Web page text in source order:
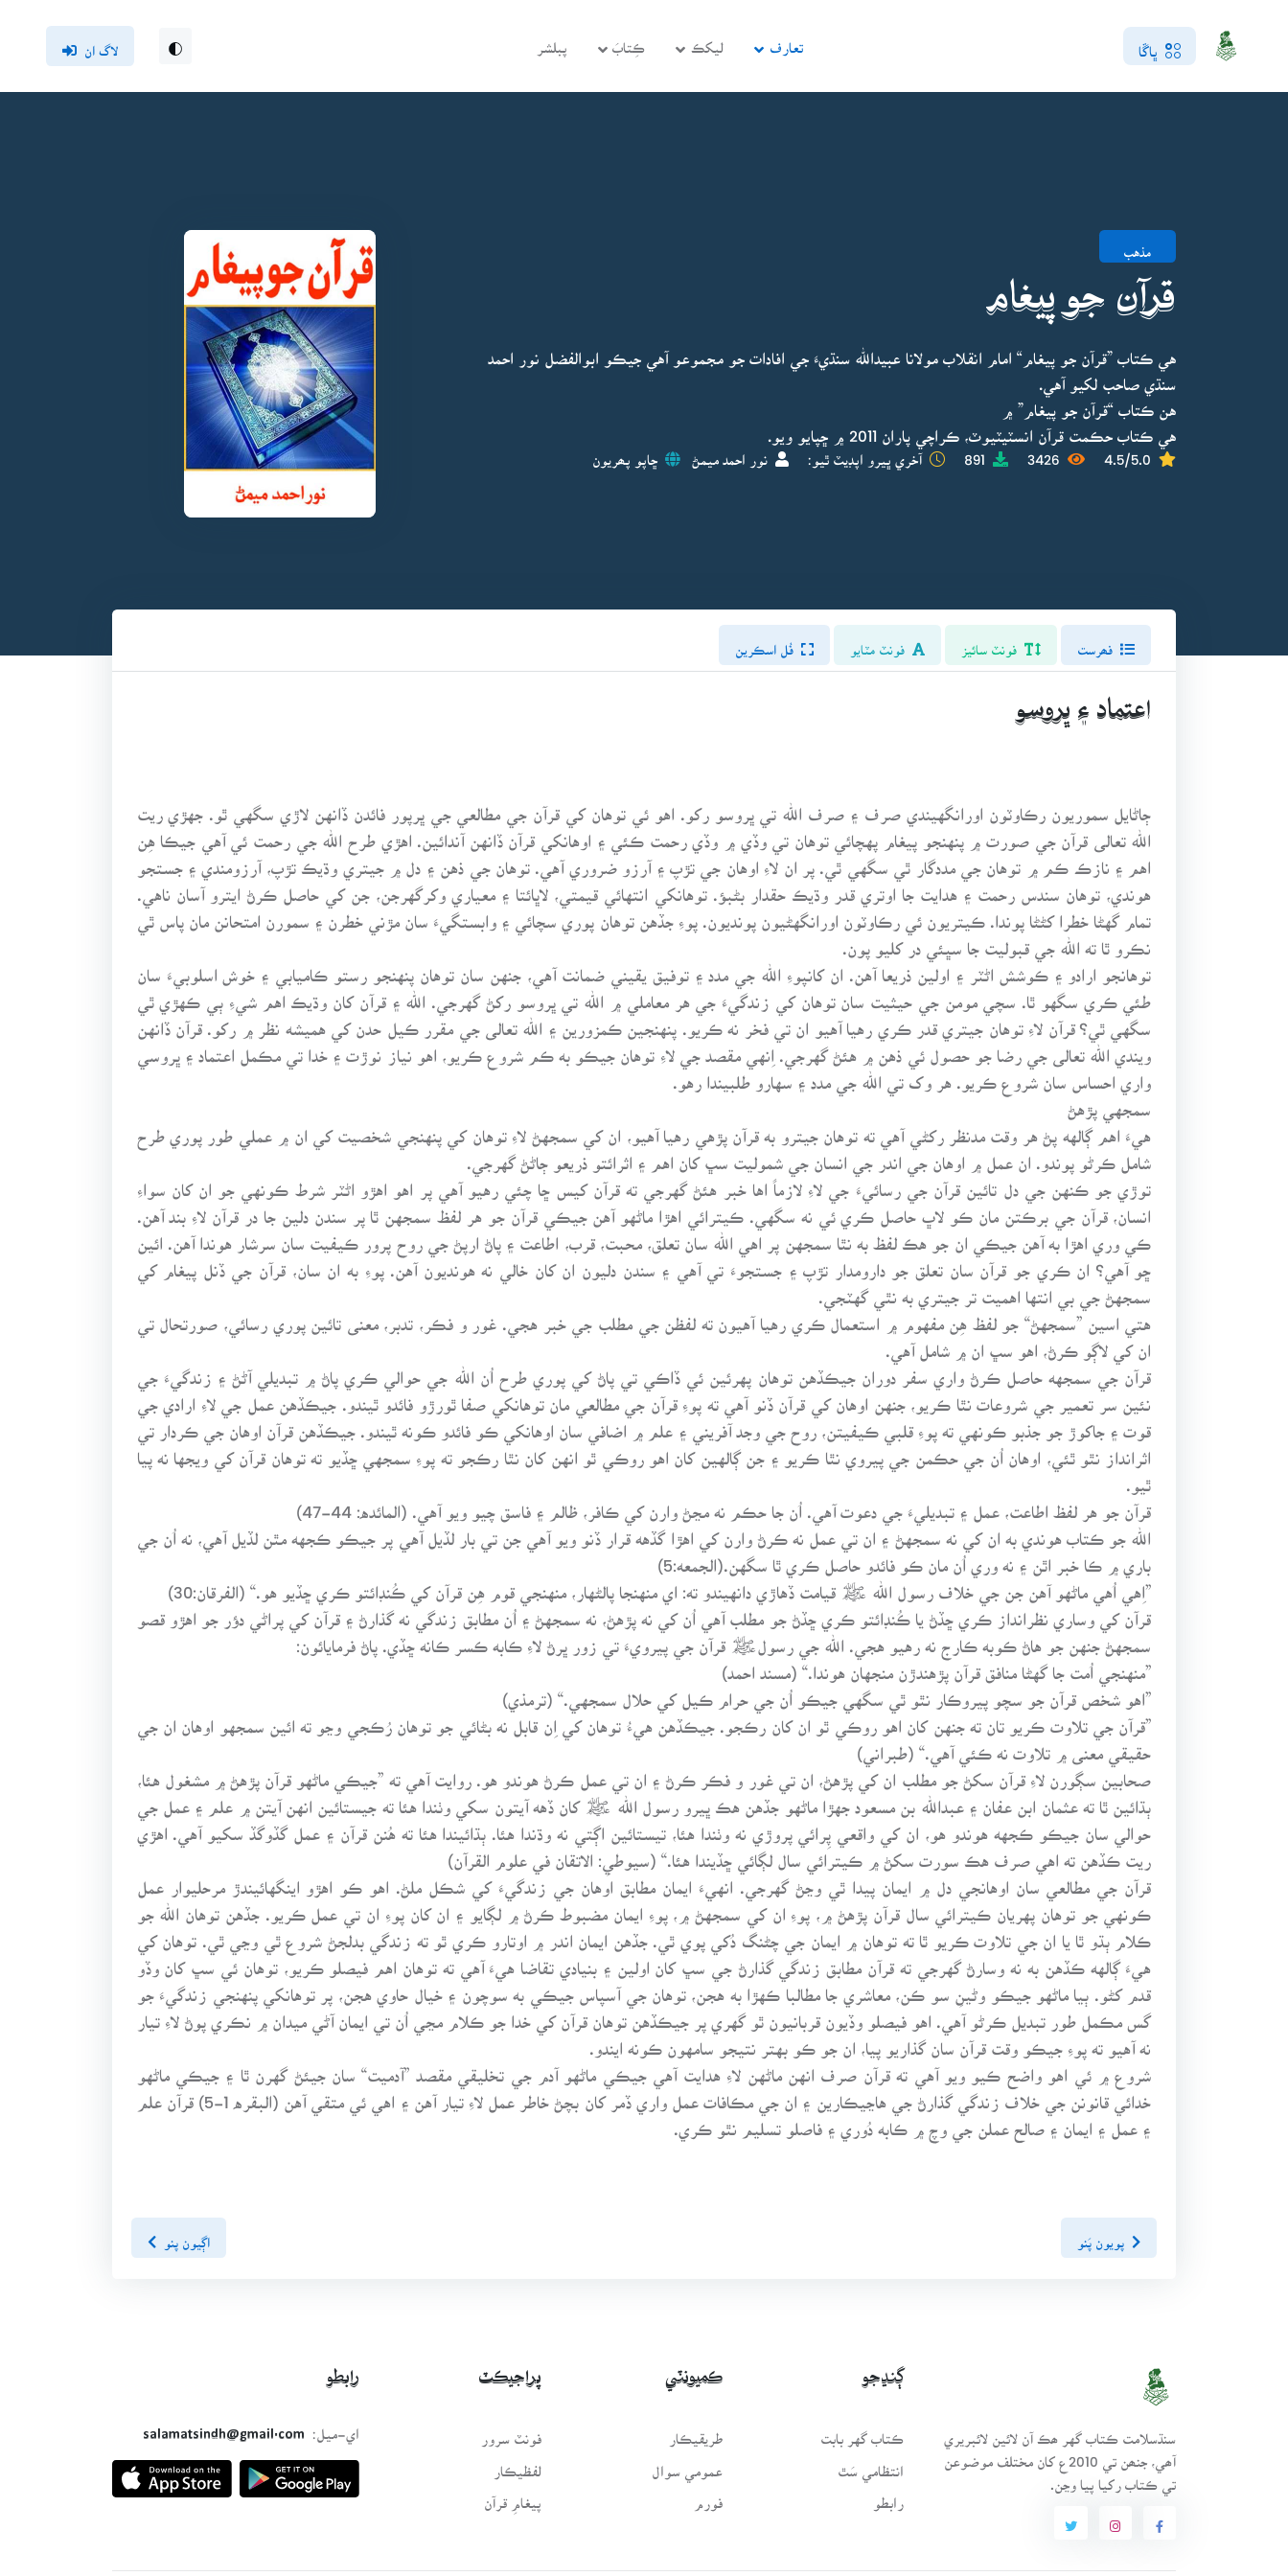
ڀاڱا تعارف ليکڪ ڪِتابَ پبلشر لاگ ان
مذهب
قرآن جو پيغام
هي ڪتاب ”قرآن جو پيغام“ امام انقلاب مولانا عبيدالله سنڌيءَ جي افادات جو مجموعو آهي جيڪو ابوالفضل نور احمد
سنڌي صاحب لکيو آهي.
هن ڪتاب “قرآن جو پيغام” ۾
هي ڪتاب حڪمت قرآن انسٽيٽيوٽ، ڪراچي پاران 2011 ۾ ڇپايو ويو.
4.5/5.0
3426
891 آخري ڀيرو اپڊيٽ ٿيو: نور احمد ميمڻ ڇاپو پھريون
فونٽ سائيز فونٽ مٽايو فُل اسڪرين
اعتماد ۽ ڀروسو
ڄاڻايل سموريون رڪاوٽون اورانگهيندي صرف ۽ صرف الله تي ڀروسو رکو. اهو ئي توهان کي قرآن جي مطالعي جي ڀرپور فائدن ڏانهن لاڙي سگهي ٿو. جهڙي ريت
الله تعالى قرآن جي صورت ۾ پنهنجو پيغام پهچائي توهان تي وڏي ۾ وڏي رحمت ڪئي ۽ اوهانکي قرآن ڏانهن آندائين. اهڙي طرح الله جي رحمت ئي آهي جيڪا هِن
اهم ۽ نازڪ ڪم ۾ توهان جي مددگار ٿي سگهي ٿي. پر ان لاءِ اوهان جي تڙپ ۽ آرزو ضروري آهي. توهان جي ذهن ۽ دل ۾ جيتري وڌيڪ تڙپ، آرزومندي ۽ جستجو
هوندي، توهان سندس رحمت ۽ هدايت جا اوتري قدر وڌيڪ حقدار بڻبؤ. توهانکي انتهائي قيمتي، لاڀائتا ۽ معياري وکرگهرجن، جن کي حاصل ڪرڻ ايترو آسان ناهي.
تمام گهڻا خطرا کڻڻا پوندا. ڪيتريون ئي رڪاوٽون اورانگهڻيون پونديون. پوءِ جڏهن توهان پوري سچائي ۽ وابستگيءَ سان مڙني خطرن ۽ سمورن امتحانن مان پاس ٿي
نڪرو ٿا ته الله جي قبوليت جا سڀئي در کليو پون.
توهانجو ارادو ۽ ڪوشش اڻٽر ۽ اولين ذريعا آهن. ان کانپوءِ الله جي مدد ۽ توفيق يقيني ضمانت آهي، جنهن سان توهان پنهنجو رستو ڪاميابي ۽ خوش اسلوبيءَ سان
طئي ڪري سگهو ٿا. سچي مومن جي حيثيت سان توهان کي زندگيءَ جي هر معاملي ۾ الله تي ڀروسو رکڻ گهرجي. الله ۽ قرآن کان وڌيڪ اهم شيءِ ٻي ڪهڙي ٿي
سگهي ٿي؟ قرآن لاءِ توهان جيتري قدر ڪري رهيا آهيو ان تي فخر نه ڪريو. پنهنجين ڪمزورين ۽ الله تعالى جي مقرر ڪيل حدن کي هميشه نظر ۾ رکو. قرآن ڏانهن
ويندي الله تعالى جي رضا جو حصول ئي ذهن ۾ هئڻ گهرجي. اِنهي مقصد جي لاءِ توهان جيڪو به ڪم شروع ڪريو، اهو نياز نوڙت ۽ خدا تي مڪمل اعتماد ۽ ڀروسي
واري احساس سان شروع ڪريو. هر وک تي الله جي مدد ۽ سهارو طلبيندا رهو.
هيءَ اهم ڳالهه پڻ هر وقت مدنظر رکڻي آهي ته توهان جيترو به قرآن پڙهي رهيا آهيو، ان کي سمجهڻ لاءِ توهان کي پنهنجي شخصيت کي ان ۾ عملي طور پوري طرح
شامل ڪرڻو پوندو. ان عمل ۾ اوهان جي اندر جي انسان جي شموليت سڀ کان اهم ۽ اثرائتو ذريعو ڄاڻڻ گهرجي.
توڙي جو ڪنهن جي دل تائين قرآن جي رسائيءَ جي لاءِ لازماً اها خبر هئڻ گهرجي ته قرآن کيس ڇا چئي رهيو آهي پر اهو اهڙو اڻٽر شرط ڪونهي جو ان کان سواءِ
انسان، قرآن جي برڪتن مان ڪو لاڀ حاصل ڪري ئي نه سگهي. ڪيترائي اهڙا ماڻهو آهن جيڪي قرآن جو هر لفظ سمجهن ٿا پر سندن دلين جا در قرآن لاءِ بند آهن.
ڪي وري اهڙا به آهن جيڪي ان جو هڪ لفظ به نٿا سمجهن پر اهي الله سان تعلق، محبت، قرب، اطاعت ۽ پاڻ ارپڻ جي روح پرور ڪيفيت سان سرشار هوندا آهن. ائين
ڇو آهي؟ ان ڪري جو قرآن سان تعلق جو دارومدار تڙپ ۽ جستجوءَ تي آهي ۽ سندن دليون ان کان خالي نه هونديون آهن. پوءِ به ان سان، قرآن جي ڏنل پيغام کي
سمجهڻ جي بي انتها اهميت تر جيتري به نٿي گهٽجي.
هتي اسين ”سمجهڻ“ جو لفظ هِن مفهوم ۾ استعمال ڪري رهيا آهيون ته لفظن جي مطلب جي خبر هجي. غور و فڪر، تدبر، معنى تائين پوري رسائي، صورتحال تي
ان کي لاڳو ڪرڻ، اهو سڀ ان ۾ شامل آهي.
قرآن جي سمجهه حاصل ڪرڻ واري سفر دوران جيڪڏهن توهان پهرئين ئي ڏاڪي تي پاڻ کي پوري طرح اُن الله جي حوالي ڪري پاڻ ۾ تبديلي آڻڻ ۽ زندگيءَ جي
نئين سر تعمير جي شروعات نٿا ڪريو، جنهن اوهان کي قرآن ڏنو آهي ته پوءِ قرآن جي مطالعي مان توهانکي صفا ٿورڙو فائدو ٿيندو. جيڪڏهن عمل جي لاءِ ارادي جي
قوت ۽ جاکوڙ جو جذبو ڪونهي ته پوءِ قلبي ڪيفيتن، روح جي وجد آفريني ۽ علم ۾ اضافي سان اوهانکي ڪو فائدو ڪونه ٿيندو. جيڪڏهن قرآن اوهان جي ڪردار تي
اثرانداز نٿو ٿئي، اوهان اُن جي حڪمن جي پيروي نٿا ڪريو ۽ جن ڳالهين کان اهو روڪي ٿو انهن کان نٿا رڪجو ته پوءِ سمجهي ڇڏيو ته توهان قرآن کي ويجها نه پيا
قرآن جو هر لفظ اطاعت، عمل ۽ تبديليءَ جي دعوت آهي. اُن جا حڪم نه مڃڻ وارن کي ڪافر، ظالم ۽ فاسق چيو ويو آهي. (المائده: 44-47)
الله جو ڪتاب هوندي به ان کي نه سمجهڻ ۽ ان تي عمل نه ڪرڻ وارن کي اهڙا گڏهه قرار ڏنو ويو آهي جن تي بار لڏيل آهي پر جيڪو ڪجهه مٿن لڏيل آهي، نه اُن جي
باري ۾ ڪا خبر اٿن ۽ نه وري اُن مان ڪو فائدو حاصل ڪري ٿا سگهن.(الجمعه:5)
”اِهي اُهي ماڻهو آهن جن جي خلاف رسول الله ﷺ قيامت ڏهاڙي دانهيندو ته: اي منهنجا پالڻهار، منهنجي قوم هِن قرآن کي ڪُنڊائتو ڪري ڇڏيو هو.“ (الفرقان:30)
قرآن کي وساري نظرانداز ڪري ڇڏڻ يا ڪُنڊائتو ڪري ڇڏڻ جو مطلب آهي اُن کي نه پڙهڻ، نه سمجهڻ ۽ اُن مطابق زندگي نه گذارڻ ۽ قرآن کي پراڻي دؤر جو اهڙو قصو
سمجهڻ جنهن جو هاڻ ڪوبه ڪارج نه رهيو هجي. الله جي رسولﷺ قرآن جي پيرويءَ تي زور ڀرڻ لاءِ ڪابه ڪسر ڪانه ڇڏي. پاڻ فرمايائون:
”منهنجي اُمت جا گهڻا منافق قرآن پڙهندڙن منجهان هوندا.“ (مسند احمد)
”اهو شخص قرآن جو سچو پيروڪار نٿو ٿي سگهي جيڪو اُن جي حرام ڪيل کي حلال سمجهي.“ (ترمذي)
”قرآن جي تلاوت ڪريو تان ته جنهن کان اهو روڪي ٿو ان کان رڪجو. جيڪڏهن هيءُ توهان کي اِن قابل نه بڻائي جو توهان رُڪجي وڃو ته ائين سمجهو اوهان ان جي
حقيقي معنى ۾ تلاوت نه ڪئي آهي.“ (طبراني)
صحابين سڳورن لاءِ قرآن سکڻ جو مطلب ان کي پڙهڻ، ان تي غور و فڪر ڪرڻ ۽ ان تي عمل ڪرڻ هوندو هو. روايت آهي ته ”جيڪي ماڻهو قرآن پڙهڻ ۾ مشغول هئا،
ٻڌائين ٿا ته عثمان ابن عفان ۽ عبدالله بن مسعود جهڙا ماڻهو جڏهن هڪ ڀيرو رسول الله ﷺ کان ڏهه آيتون سکي وٺندا هئا ته جيستائين انهن آيتن ۾ علم ۽ عمل جي
حوالي سان جيڪو ڪجهه هوندو هو، ان کي واقعي پِرائي پروڙي نه وٺندا هئا، تيستائين اڳتي نه وڌندا هئا. ٻڌائيندا هئا ته هُنن قرآن ۽ عمل گڏوگڏ سکيو آهي. اهڙي
ريت ڪڏهن ته اهي صرف هڪ سورت سکڻ ۾ ڪيترائي سال لڳائي ڇڏيندا هئا.“ (سيوطيِ: الاتقان في علوم القرآن)
قرآن جي مطالعي سان اوهانجي دل ۾ ايمان پيدا ٿي وڃڻ گهرجي. انهيءَ ايمان مطابق اوهان جي زندگيءَ کي شڪل ملڻ. اهو ڪو اهڙو اينگهائيندڙ مرحليوار عمل
ڪونهي جو توهان پهريان ڪيترائي سال قرآن پڙهڻ ۾، پوءِ ان کي سمجهڻ ۾، پوءِ ايمان مضبوط ڪرڻ ۾ لڳايو ۽ ان کان پوءِ ان تي عمل ڪريو. جڏهن توهان الله جو
ڪلام ٻڌو ٿا يا ان جي تلاوت ڪريو ٿا ته توهان ۾ ايمان جي چڻنگ دُکي پوي ٿي. جڏهن ايمان اندر ۾ اوتارو ڪري ٿو ته زندگي بدلجڻ شروع ٿي وڃي ٿي. توهان کي
هيءَ ڳالهه ڪڏهن به نه وسارڻ گهرجي ته قرآن مطابق زندگي گذارڻ جي سڀ کان اولين ۽ بنيادي تقاضا هيءَ آهي ته توهان اهم فيصلو ڪريو، توهان ئي سڀ کان وڏو
قدم کڻو. ٻيا ماڻهو جيڪو وڻينِ سو ڪن، معاشري جا مطالبا ڪهڙا به هجن، توهان جي آسپاس جيڪي به سوچون ۽ خيال حاوي هجن، پر توهانکي پنهنجي زندگيءَ جو
گس مڪمل طور تبديل ڪرڻو آهي. اهو فيصلو وڏيون قربانيون ٿو گهري پر جيڪڏهن توهان قرآن کي خدا جو ڪلام مڃي اُن تي ايمان آڻي ميدان ۾ نڪري پوڻ لاءِ تيار
نه آهيو ته پوءِ جيڪو وقت قرآن سان گذاريو پيا، ان جو ڪو بهتر نتيجو سامهون ڪونه ايندو.
شروع ۾ ئي اهو واضح ڪيو ويو آهي ته قرآن صرف انهن ماڻهن لاءِ هدايت آهي جيڪي ماڻهو آدم جي تخليقي مقصد ”آدميت“ سان جيئڻ گهرن ٿا ۽ جيڪي ماڻهو
خدائي قانونن جي خلاف زندگي گذارڻ جي هاڃيڪارين ۽ ان جي مڪافات عمل واري ڏمر کان بچڻ خاطر عمل لاءِ تيار آهن ۽ اهي ئي متقي آهن (البقره 1-5) قرآن علم
۽ عمل ۽ ايمان ۽ صالح عملن جي وچ ۾ ڪابه دُوري ۽ فاصلو تسليم نٿو ڪري.
پويون پَنو اڳيون پنو
سنڌسلامت ڪتاب گهر ھڪ آن لائين لائبريري
آھي، جنھن تي 2010ع کان مختلف موضوعن
تي ڪتاب رکيا پيا وڃن.
ڳنڍجو
ڪتاب گهر بابت
انتظامي سَٿ
رابطو
ڪميونٽي
طريقيڪار
عمومي سوال
فورم
پراجيڪٽ
فونٽ سرور
لفظيڪار
پيغامِ قرآن
رابطو
اي-ميل:
salamatsindh@gmail.com